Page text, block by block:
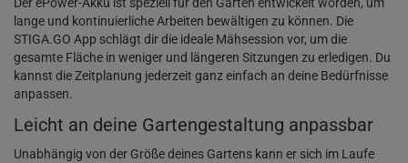
lange und kontinuierliche Arbeiten bewältigen zu können. Die
STIGA.GO App schlägt dir die ideale Mähsession vor, um die
gesamte Fläche in weniger und längeren Sitzungen zu erledigen. Du
kannst die Zeitplanung jederzeit ganz einfach an deine Bedürfnisse
anpassen.
Leicht an deine Gartengestaltung anpassbar
Unabhängig von der Größe deines Gartens kann er sich im Laufe